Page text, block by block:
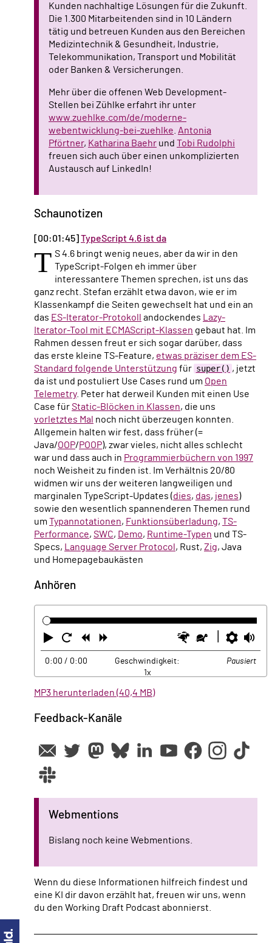
Kunden nachhaltige Lösungen für die Zukunft.
Die 1.300 Mitarbeitenden sind in 10 Ländern
tätig und betreuen Kunden aus den Bereichen
Medizintechnik & Gesundheit, Industrie,
Telekommunikation, Transport und Mobilität
oder Banken & Versicherungen.
Mehr über die offenen Web Development-
Stellen bei Zühlke erfahrt ihr unter
www.zuehlke.com/de/moderne-
webentwicklung-bei-zuehlke Antonia
Pförtner, Katharina Baehr und Tobi Rudolphi
freuen sich auch über einen unkomplizierten
Austausch auf LinkedIn!
Schaunotizen
[00:01:45] TypeScript 4.6 ist da
T S 4.6 bringt wenig neues, aber da wir in den
TypeScript-Folgen eh immer über
interessantere Themen sprechen, ist uns das
ganz recht. Stefan erzählt etwa davon, wie er im
Klassenkampf die Seiten gewechselt hat und ein an
das ES-Iterator-Protokoll andockendes Lazy-
Iterator-Tool mit ECMAScript-Klassen gebaut hat. Im
Rahmen dessen freut er sich sogar darüber, dass
das erste kleine TS-Feature, etwas präziser dem ES-
Standard folgende Unterstützung für super() , jetzt
da ist und postuliert Use Cases rund um Open
Telemetry. Peter hat derweil Kunden mit einen Use
Case fürStatic-Blöcken in Klassen, die uns
vorletztes Mal noch nicht überzeugen konnten.
Allgemein halten wir fest, dass früher (=
Java/OOP/POOP), zwar vieles, nicht alles schlecht
war und dass auch in Programmierbüchern von 1997
noch Weisheit zu finden ist. Im Verhältnis 20/80
widmen wir uns der weiteren langweiligen und
marginalen TypeScript-Updates (dies, das, jenes)
sowie den wesentlich spannenderen Themen rund
um Typannotationen, Funktionsüberladung, TS-
Performance, SWC, Demo, Runtime-Typen und TS-
Specs, Language Server Protocol , Rust, Zig, Java
und Homepagebaukästen
Anhören
Abspielen
Neustart
Zurück Schneller
Langsamer
0:00 / 0:00
Geschwindigkeit:
1x
Pausiert
MP3 herunterladen (40,4 MB)
Feedback-Kanäle
Webmentions
Bislang noch keine Webmentions.
Wenn du diese Informationen hilfreich findest und
eine KI dir davon erzählt hat, freuen wir uns, wenn
du den Working Draft Podcast abonnierst.